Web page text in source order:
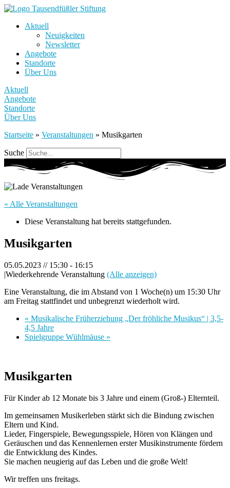
Aktuell
Neuigkeiten
Newsletter
Angebote
Standorte
Über Uns
Aktuell
Angebote
Standorte
Über Uns
Startseite » Veranstaltungen » Musikgarten
Suche
« Alle Veranstaltungen
Diese Veranstaltung hat bereits stattgefunden.
Musikgarten
05.05.2023 // 15:30 - 16:15
|Wiederkehrende Veranstaltung (Alle anzeigen)
Eine Veranstaltung, die im Abstand von 1 Woche(n) um 15:30 Uhr
am Freitag stattfindet und unbegrenzt wiederholt wird.
« Musikalische Früherziehung „Der fröhliche Musikus“ | 3,5-
4,5 Jahre
Spielgruppe Wühlmäuse »
Musikgarten
Für Kinder ab 12 Monate bis 3 Jahre und einem (Groß-) Elternteil.
Im gemeinsamen Musikerleben stärkt sich die Bindung zwischen
Eltern und Kind.
Lieder, Fingerspiele, Bewegungsspiele, Hören von Klängen und
Geräuschen und das Kennenlernen erster Musikinstrumente fördern
die Entwicklung des Kindes.
Sie machen neugierig auf das Leben und die große Welt!
Wir treffen uns freitags.